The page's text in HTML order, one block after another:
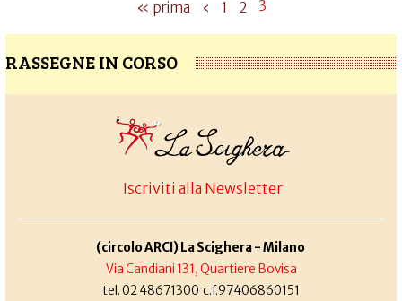
« prima ‹ 1 2 3
RASSEGNE IN CORSO
Iscriviti alla Newsletter
(circolo ARCI) La Scighera - Milano
Via Candiani 131, Quartiere Bovisa
tel. 02 48671300 c.f.97406860151